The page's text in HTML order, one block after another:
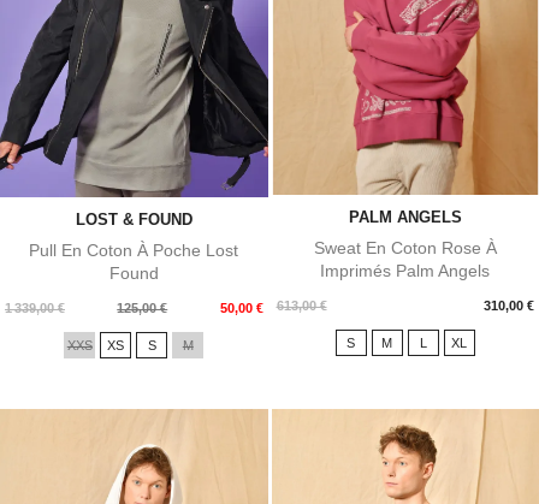
LOST & FOUND
Pull En Coton À Poche Lost
Found
1 339,00 €
Prix
125,00 € 50,00 €
Prix
XXS XS S M
PALM ANGELS
Sweat En Coton Rose À
Imprimés Palm Angels
613,00 € 310,00 €
Prix
S M XL